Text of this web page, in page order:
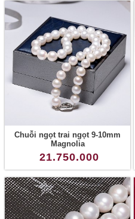
Chuỗi ngọt trai ngọt 9-10mm
Magnolia
21.750.000